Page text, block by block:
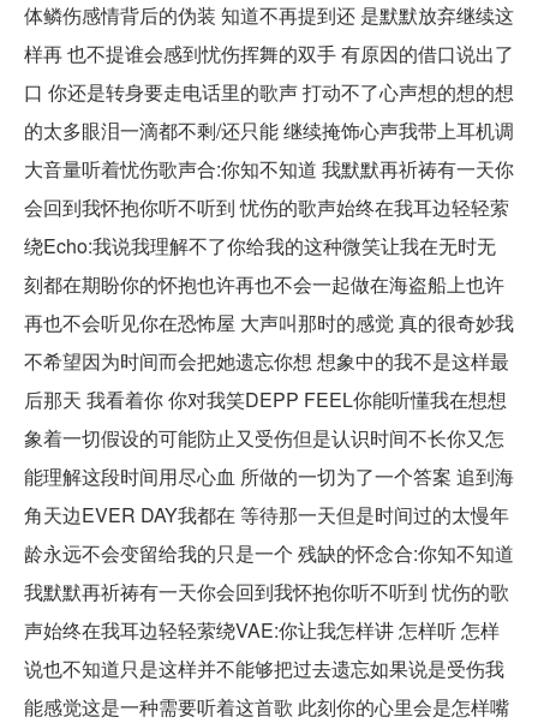
体鳞伤感情背后的伪装 知道不再提到还 是默默放弃继续这
样再 也不提谁会感到忧伤挥舞的双手 有原因的借口说出了
口 你还是转身要走电话里的歌声 打动不了心声想的想的想
的太多眼泪一滴都不剩/还只能 继续掩饰心声我带上耳机调
大音量听着忧伤歌声合:你知不知道 我默默再祈祷有一天你
会回到我怀抱你听不听到 忧伤的歌声始终在我耳边轻轻萦
绕Echo:我说我理解不了你给我的这种微笑让我在无时无
刻都在期盼你的怀抱也许再也不会一起做在海盗船上也许
再也不会听见你在恐怖屋 大声叫那时的感觉 真的很奇妙我
不希望因为时间而会把她遗忘你想 想象中的我不是这样最
后那天 我看着你 你对我笑DEPP FEEL你能听懂我在想想
象着一切假设的可能防止又受伤但是认识时间不长你又怎
能理解这段时间用尽心血 所做的一切为了一个答案 追到海
角天边EVER DAY我都在 等待那一天但是时间过的太慢年
龄永远不会变留给我的只是一个 残缺的怀念合:你知不知道
我默默再祈祷有一天你会回到我怀抱你听不听到 忧伤的歌
声始终在我耳边轻轻萦绕VAE:你让我怎样讲 怎样听 怎样
说也不知道只是这样并不能够把过去遗忘如果说是受伤我
能感觉这是一种需要听着这首歌 此刻你的心里会是怎样嘴